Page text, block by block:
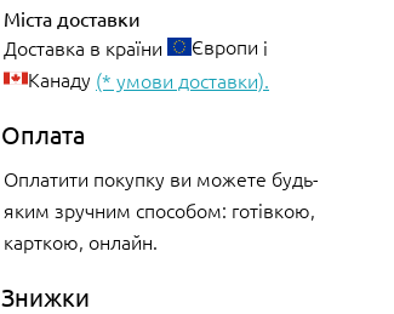
Міста доставки
Доставка в країни Європи і
Канаду (* умови доставки).
Оплата
Оплатити покупку ви можете будь-
яким зручним способом: готівкою,
карткою, онлайн.
Знижки